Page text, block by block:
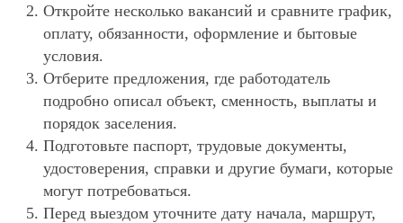
Откройте несколько вакансий и сравните график,
оплату, обязанности, оформление и бытовые
условия.
Отберите предложения, где работодатель
подробно описал объект, сменность, выплаты и
порядок заселения.
Подготовьте паспорт, трудовые документы,
удостоверения, справки и другие бумаги, которые
могут потребоваться.
Перед выездом уточните дату начала, маршрут,